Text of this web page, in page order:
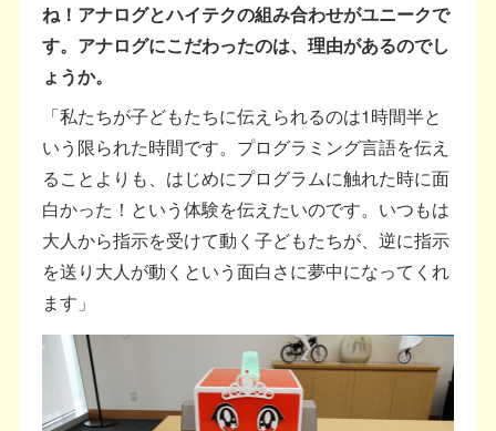
ね！アナログとハイテクの組み合わせがユニークで
す。アナログにこだわったのは、理由があるのでし
ょうか。
「私たちが子どもたちに伝えられるのは1時間半と
いう限られた時間です。プログラミング言語を伝え
ることよりも、はじめにプログラムに触れた時に面
白かった！という体験を伝えたいのです。いつもは
大人から指示を受けて動く子どもたちが、逆に指示
を送り大人が動くという面白さに夢中になってくれ
ます」